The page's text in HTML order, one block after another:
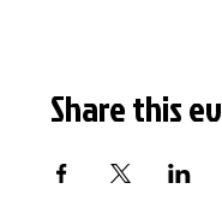
Share this